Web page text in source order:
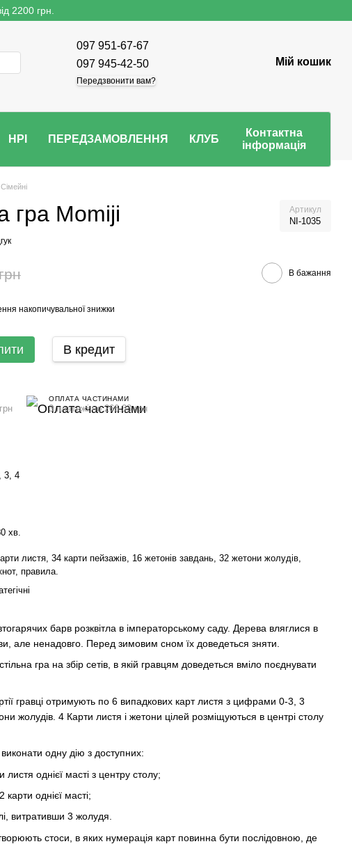
2200 грн.
097 951-67-67
097 945-42-50
Передзвонити вам?
Мій кошик
НРІ ПЕРЕДЗАМОВЛЕННЯ КЛУБ
Контактна
інформація
Сімейні
гра Momiji Артикул
NI-1035
В бажання
накопичувальної знижки
В кредит
ОПЛАТА ЧАСТИНАМИ
3 платежі по 266.33 грн
3, 4
хв.
листя, 34 карти пейзажів, 16 жетонів завдань, 32 жетони жолудів,
правила.
барв розквітла в імператорському саду. Дерева вляглися в
але ненадовго. Перед зимовим сном їх доведеться зняти.
гра на збір сетів, в якій гравцям доведеться вміло поєднувати
гравці отримують по 6 випадкових карт листя з цифрами 0-3, 3
жолудів. 4 Карти листя і жетони цілей розміщуються в центрі столу
одну дію з доступних:
листя однієї масті з центру столу;
карти однієї масті;
витративши 3 жолудя.
стоси, в яких нумерація карт повинна бути послідовною, де